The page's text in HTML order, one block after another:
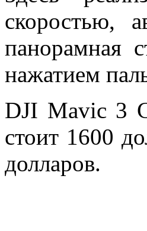
скоростью,
панорамная
нажатием
DJI Mavic 3
стоит 1600
долларов.